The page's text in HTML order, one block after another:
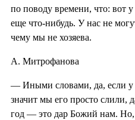
по поводу времени, что: вот
еще что-нибудь. У нас не
чему мы не хозяева.
А. Митрофанова
— Иными словами, да, если у
значит мы его просто слили,
год — это дар Божий нам. Но,